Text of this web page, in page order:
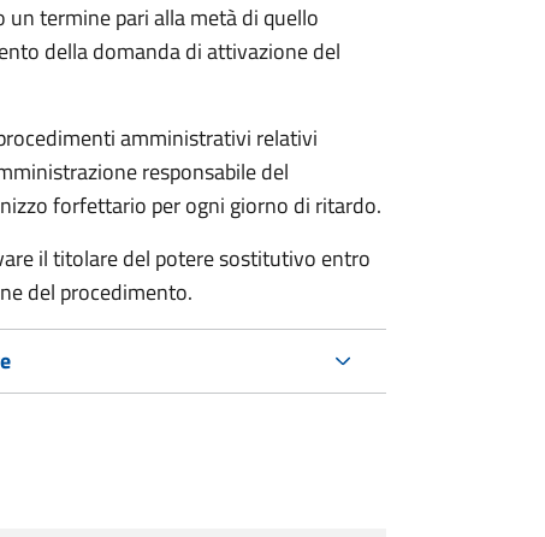
termine pari alla metà di quello
della domanda di attivazione del
amministrativi relativi
responsabile del
forfettario per ogni giorno di ritardo.
il titolare del potere sostitutivo entro
del procedimento.